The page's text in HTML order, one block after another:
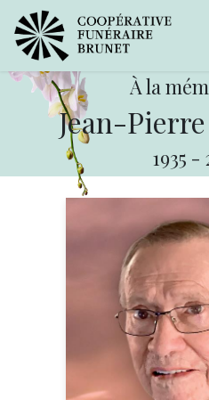
À la
Jean-
1935 -